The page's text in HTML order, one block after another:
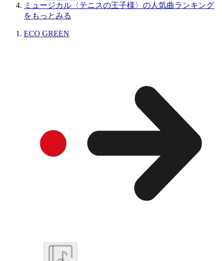
ミュージカル〈テニスの王子様〉の人気曲ランキング
をもっとみる
ECO GREEN